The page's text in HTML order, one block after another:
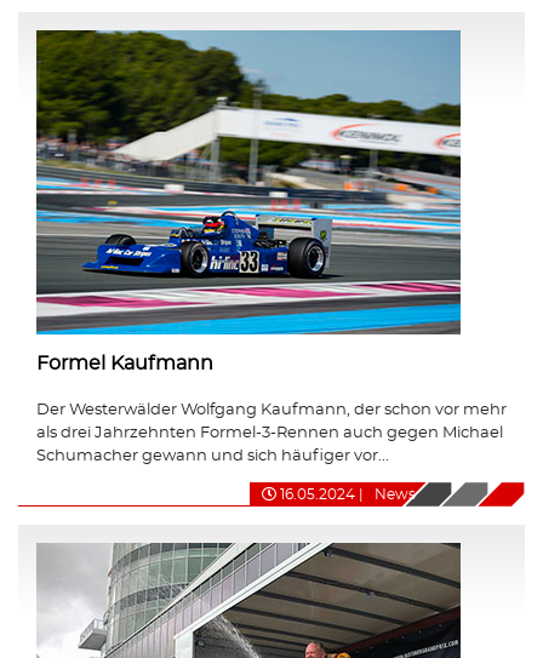
Formel Kaufmann
Der Westerwälder Wolfgang Kaufmann, der schon vor mehr
als drei Jahrzehnten Formel-3-Rennen auch gegen Michael
Schumacher gewann und sich häufiger vor...
16.05.2024 News